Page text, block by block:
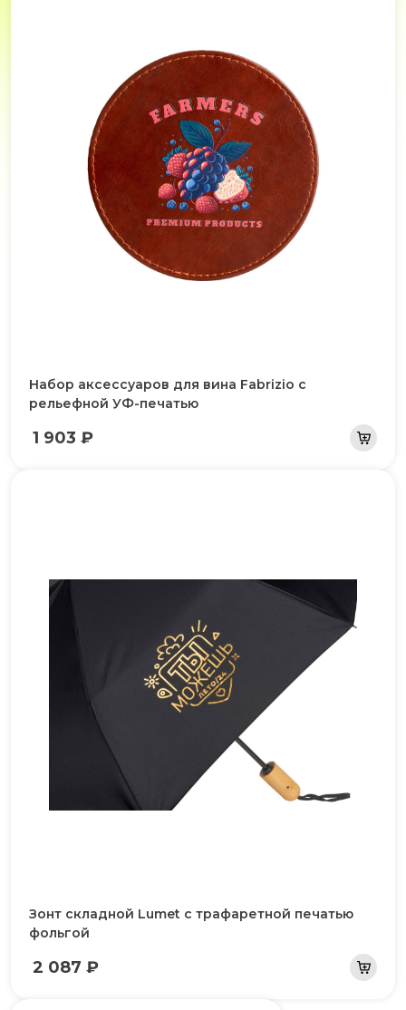
Набор аксессуаров для вина Fabrizio с
рельефной УФ-печатью
1 903 ₽
Зонт складной Lumet c трафаретной печатью
фольгой
2 087 ₽